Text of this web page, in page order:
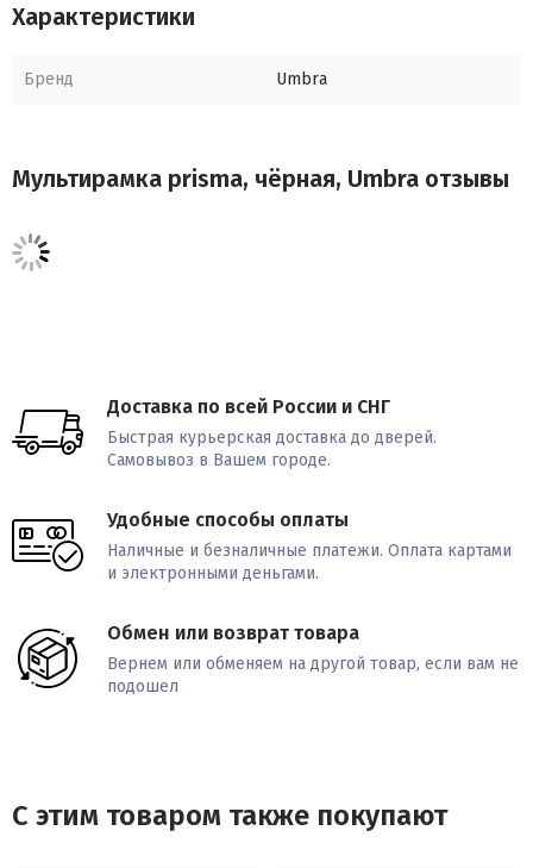
Вес: 1320 гр
Размеры: 48 х 8 х 22,8
Характеристики
Бренд Umbra
Мультирамка prisma, чёрная, Umbra отзывы
Доставка по всей России и СНГ
Быстрая курьерская доставка до дверей.
Самовывоз в Вашем городе.
Удобные способы оплаты
Наличные и безналичные платежи. Оплата картами
и электронными деньгами.
Обмен или возврат товара
Вернем или обменяем на другой товар, если вам не
подошел
С этим товаром также покупают